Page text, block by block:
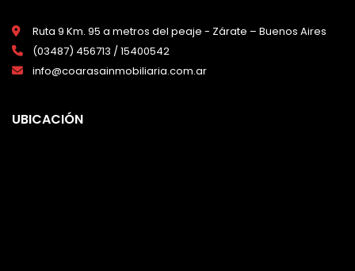
Ruta 9 Km. 95 a metros del peaje - Zárate – Buenos Aires
(03487) 456713 / 15400542
info@coarasainmobiliaria.com.ar
UBICACIÓN